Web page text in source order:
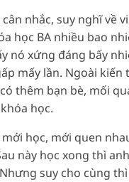
nhắc, suy nghĩ về
học BA nhiều bao
nó xứng đáng bấy
mấy lần. Ngoài kiến
thêm bạn bè, mối
học.
mới học, mới quen
này học xong thì
suy cho cùng